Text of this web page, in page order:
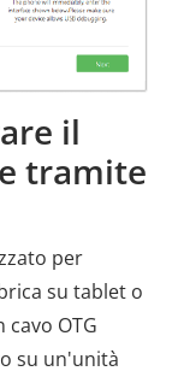
il
tramite
per
su tablet o
OTG
su un'unità